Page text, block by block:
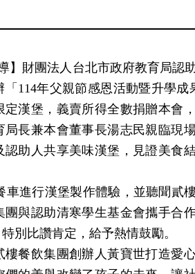
】財團法人台北市政府教育局認
114年父親節感恩活動暨升學成
漢堡，義賣所得全數捐贈本會
長兼本會董事長湯志民親臨現
助人共享美味漢堡，見證美食
進行漢堡製作體驗，並聽聞貳
與認助清寒學生基金會攜手合
別比讚肯定，給予熱情鼓勵。
餐飲集團創辦人黃寶世打造愛